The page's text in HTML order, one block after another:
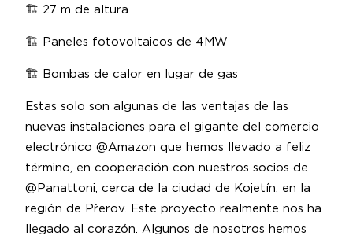
🏗️ 27 m de altura
🏗️ Paneles fotovoltaicos de 4MW
🏗️ Bombas de calor en lugar de gas
Estas solo son algunas de las ventajas de las
nuevas instalaciones para el gigante del comercio
electrónico @Amazon que hemos llevado a feliz
término, en cooperación con nuestros socios de
@Panattoni, cerca de la ciudad de Kojetín, en la
región de Přerov. Este proyecto realmente nos ha
llegado al corazón. Algunos de nosotros hemos